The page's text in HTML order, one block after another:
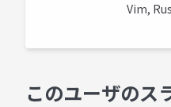
Vim,
このユーザのス